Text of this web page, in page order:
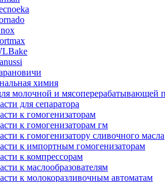
химия
молочной и мясоперерабатывающей
для сепаратора
к гомогенизаторам
к гомогенизаторам гм
к гомогенизатору сливочного масла
к импортным гомогенизаторам
к компрессорам
к маслообразователям
к молокоразливочным автоматам